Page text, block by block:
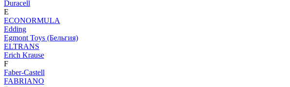
Duracell
E
ECONORMULA
Edding
Egmont Toys (Бельгия)
ELTRANS
Erich Krause
F
Faber-Castell
FABRIANO